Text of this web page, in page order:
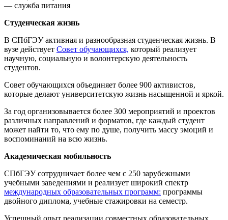
— служба питания
Студенческая жизнь
В СПбГЭУ активная и разнообразная студенческая жизнь. В
вузе действует Совет обучающихся, который реализует
научную, социальную и волонтерскую деятельность
студентов.
Совет обучающихся объединяет более 900 активистов,
которые делают университетскую жизнь насыщенной и яркой.
За год организовывается более 300 мероприятий и проектов
различных направлений и форматов, где каждый студент
может найти то, что ему по душе, получить массу эмоций и
воспоминаний на всю жизнь.
Академическая мобильность
СПбГЭУ сотрудничает более чем с 250 зарубежными
учебными заведениями и реализует широкий спектр
международных образовательных программ: программы
двойного диплома, учебные стажировки на семестр.